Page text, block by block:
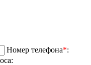
Номер телефона*: